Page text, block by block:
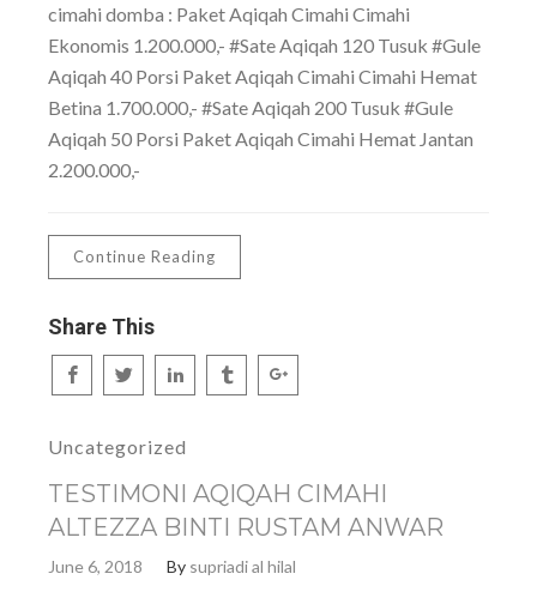
cimahi domba : Paket Aqiqah Cimahi Cimahi
Ekonomis 1.200.000,- #Sate Aqiqah 120 Tusuk #Gule
Aqiqah 40 Porsi Paket Aqiqah Cimahi Cimahi Hemat
Betina 1.700.000,- #Sate Aqiqah 200 Tusuk #Gule
Aqiqah 50 Porsi Paket Aqiqah Cimahi Hemat Jantan
2.200.000,-
Continue Reading
Share This
Uncategorized
TESTIMONI AQIQAH CIMAHI
ALTEZZA BINTI RUSTAM ANWAR
June 6, 2018 By supriadi al hilal